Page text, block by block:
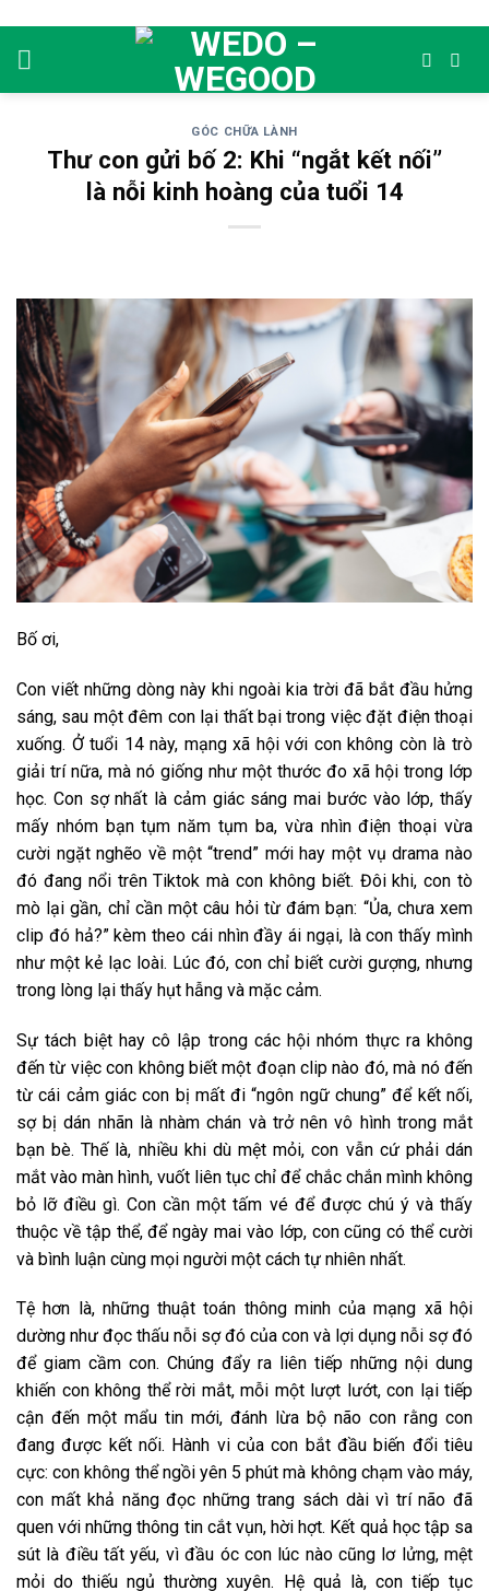
content
GÓC CHỮA LÀNH
Thư con gửi bố 2: Khi “ngắt kết nối”
là nỗi kinh hoàng của tuổi 14
Bố ơi,
Con viết những dòng này khi ngoài kia trời đã bắt đầu hửng
sáng, sau một đêm con lại thất bại trong việc đặt điện thoại
xuống. Ở tuổi 14 này, mạng xã hội với con không còn là trò
giải trí nữa, mà nó giống như một thước đo xã hội trong lớp
học. Con sợ nhất là cảm giác sáng mai bước vào lớp, thấy
mấy nhóm bạn tụm năm tụm ba, vừa nhìn điện thoại vừa
cười ngặt nghẽo về một “trend” mới hay một vụ drama nào
đó đang nổi trên Tiktok mà con không biết. Đôi khi, con tò
mò lại gần, chỉ cần một câu hỏi từ đám bạn: “Ủa, chưa xem
clip đó hả?” kèm theo cái nhìn đầy ái ngại, là con thấy mình
như một kẻ lạc loài. Lúc đó, con chỉ biết cười gượng, nhưng
trong lòng lại thấy hụt hẫng và mặc cảm.
Sự tách biệt hay cô lập trong các hội nhóm thực ra không
đến từ việc con không biết một đoạn clip nào đó, mà nó đến
từ cái cảm giác con bị mất đi “ngôn ngữ chung” để kết nối,
sợ bị dán nhãn là nhàm chán và trở nên vô hình trong mắt
bạn bè. Thế là, nhiều khi dù mệt mỏi, con vẫn cứ phải dán
mắt vào màn hình, vuốt liên tục chỉ để chắc chắn mình không
bỏ lỡ điều gì. Con cần một tấm vé để được chú ý và thấy
thuộc về tập thể, để ngày mai vào lớp, con cũng có thể cười
và bình luận cùng mọi người một cách tự nhiên nhất.
Tệ hơn là, những thuật toán thông minh của mạng xã hội
dường như đọc thấu nỗi sợ đó của con và lợi dụng nỗi sợ đó
để giam cầm con. Chúng đẩy ra liên tiếp những nội dung
khiến con không thể rời mắt, mỗi một lượt lướt, con lại tiếp
cận đến một mẩu tin mới, đánh lừa bộ não con rằng con
đang được kết nối. Hành vi của con bắt đầu biến đổi tiêu
cực: con không thể ngồi yên 5 phút mà không chạm vào máy,
con mất khả năng đọc những trang sách dài vì trí não đã
quen với những thông tin cắt vụn, hời hợt. Kết quả học tập sa
sút là điều tất yếu, vì đầu óc con lúc nào cũng lơ lửng, mệt
mỏi do thiếu ngủ thường xuyên. Hệ quả là, con tiếp tục